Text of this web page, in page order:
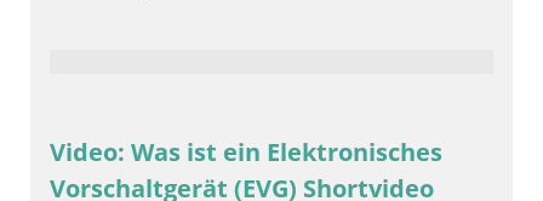
Video: Was ist ein Elektronisches
Vorschaltgerät (EVG) Shortvideo